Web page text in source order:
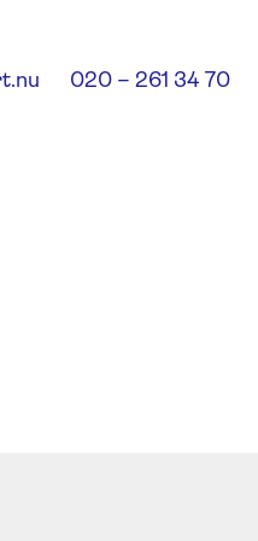
020 – 261 34 70